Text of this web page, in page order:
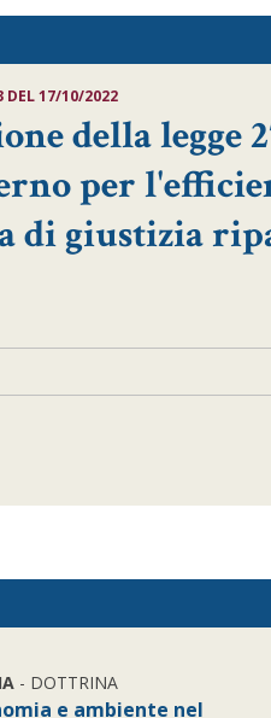
DEL 17/10/2022
della legge
per
di giustizia
- DOTTRINA
e ambiente nel